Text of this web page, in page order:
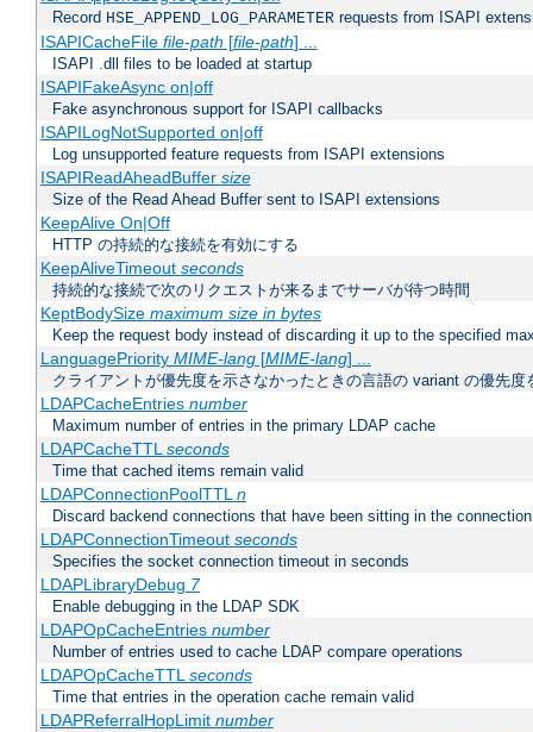
Record HSE_APPEND_LOG_PARAMETER requests from ISAPI
ISAPICacheFile file-path [file-path] ...
ISAPI .dll files to be loaded at startup
ISAPIFakeAsync on|off
Fake asynchronous support for ISAPI callbacks
ISAPILogNotSupported on|off
Log unsupported feature requests from ISAPI extensions
ISAPIReadAheadBuffer size
Size of the Read Ahead Buffer sent to ISAPI extensions
KeepAlive On|Off
HTTP の持続的な接続を有効にする
KeepAliveTimeout seconds
持続的な接続で次のリクエストが来るまでサーバが待つ時間
KeptBodySize maximum size in bytes
Keep the request body instead of discarding it up to the specified
LanguagePriority MIME-lang[MIME-lang] ...
クライアントが優先度を示さなかったときの言語の variant の優先度
LDAPCacheEntries number
Maximum number of entries in the primary LDAP cache
LDAPCacheTTLseconds
Time that cached items remain valid
LDAPConnectionPoolTTLn
Discard backend connections that have been sitting in the
LDAPConnectionTimeout seconds
Specifies the socket connection timeout in seconds
LDAPLibraryDebug 7
Enable debugging in the LDAP SDK
LDAPOpCacheEntries number
Number of entries used to cache LDAP compare operations
LDAPOpCacheTTLseconds
Time that entries in the operation cache remain valid
LDAPReferralHopLimit number